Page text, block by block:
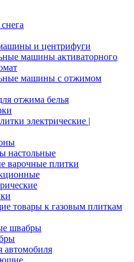
и центрифуги
машины активаторного
машины с отжимом
отжима белья
электрические |
настольные
варочные плитки
товары к газовым плиткам
швабры
автомобиля